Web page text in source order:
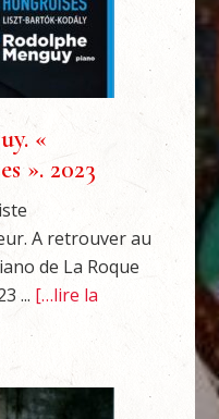
«
». 2023
A retrouver au
de La Roque
... […lire la